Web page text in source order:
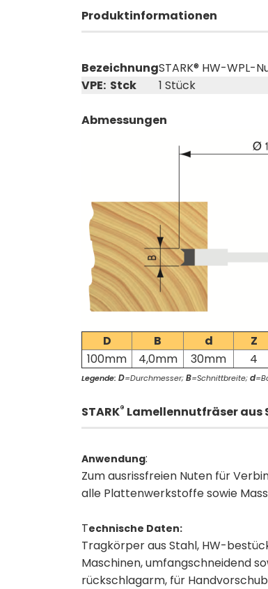
Produktinformationen
BezeichnungSTARK® HW-WPL-
VPE: Stck
1 Stück
Abmessungen
D B d Z
100mm
4,0mm 30mm 4
Legende: D=Durchmesser;B=Schnittbreite;d
STARK® Lamellennutfräser aus
Anwendung:
Zum ausrissfreien Nuten für
alle Plattenwerkstoffe sowie
Technische Daten:
Tragkörper aus Stahl, HW-
Maschinen, umfangschneidend
rückschlagarm, für